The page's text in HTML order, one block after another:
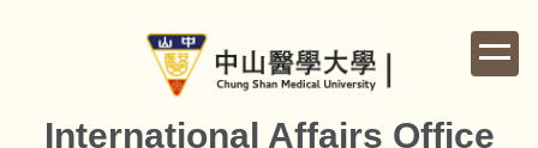
International Affairs Office